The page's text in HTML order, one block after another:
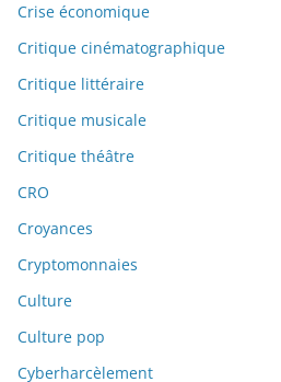
Crise économique
Critique cinématographique
Critique littéraire
Critique musicale
Critique théâtre
CRO
Croyances
Cryptomonnaies
Culture
Culture pop
Cyberharcèlement